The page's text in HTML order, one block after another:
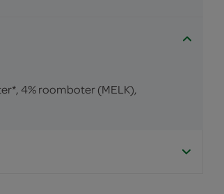
4% roomboter (MELK),